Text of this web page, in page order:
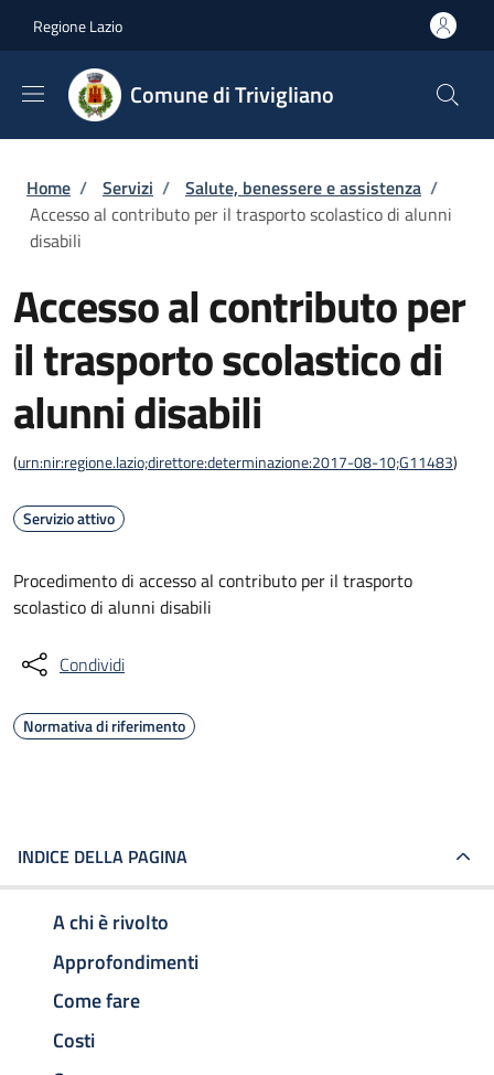
Regione Lazio
Comune di Trivigliano
Briciole di pane
Home / Servizi / Salute, benessere e assistenza /
Accesso al contributo per il trasporto scolastico di alunni
disabili
Accesso al contributo per
il trasporto scolastico di
alunni disabili
(urn:nir:regione.lazio;direttore:determinazione:2017-08-10;G11483)
Servizio attivo
Procedimento di accesso al contributo per il trasporto
scolastico di alunni disabili
Condividi
Normativa di riferimento
INDICE DELLA PAGINA
A chi è rivolto
Approfondimenti
Come fare
Costi